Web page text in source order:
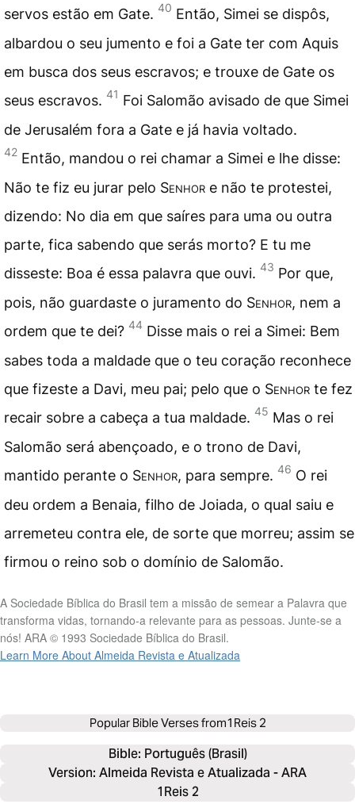
servos estão em Gate. 40 Então, Simei se dispôs,
albardou o seu jumento e foi a Gate ter com Aquis
em busca dos seus escravos; e trouxe de Gate os
seus escravos. 41 Foi Salomão avisado de que Simei
de Jerusalém fora a Gate e já havia voltado.
42 Então, mandou o rei chamar a Simei e lhe disse:
Não te fiz eu jurar pelo Senhor e não te protestei,
dizendo: No dia em que saíres para uma ou outra
parte, fica sabendo que serás morto? E tu me
disseste: Boa é essa palavra que ouvi. 43 Por que,
pois, não guardaste o juramento do Senhor, nem a
ordem que te dei? 44 Disse mais o rei a Simei: Bem
sabes toda a maldade que o teu coração reconhece
que fizeste a Davi, meu pai; pelo que o Senhor te fez
recair sobre a cabeça a tua maldade. 45 Mas o rei
Salomão será abençoado, e o trono de Davi,
mantido perante o Senhor, para sempre. 46 O rei
deu ordem a Benaia, filho de Joiada, o qual saiu e
arremeteu contra ele, de sorte que morreu; assim se
firmou o reino sob o domínio de Salomão.
A Sociedade Bíblica do Brasil tem a missão de semear a Palavra que
transforma vidas, tornando-a relevante para as pessoas. Junte-se a
nós! ARA © 1993 Sociedade Bíblica do Brasil.
Learn More About Almeida Revista e Atualizada
Popular Bible Verses from1Reis 2
Bible: Português (Brasil)
Version: Almeida Revista e Atualizada - ARA
1Reis 2